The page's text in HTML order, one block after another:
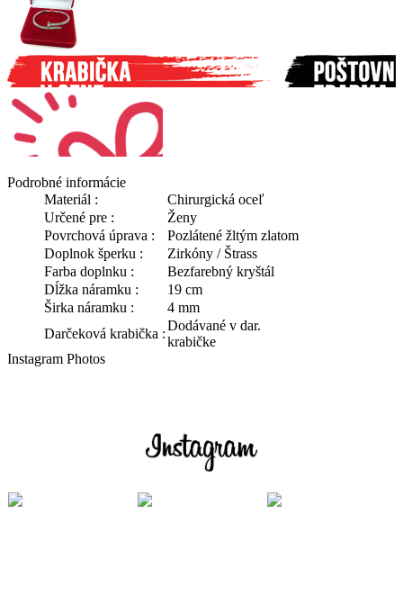
Podrobné informácie
Materiál :
Chirurgická oceľ
Určené pre :
Ženy
Povrchová úprava :
Pozlátené žltým zlatom
Doplnok šperku :
Zirkóny / Štrass
Farba doplnku :
Bezfarebný kryštál
Dĺžka náramku :
19 cm
Širka náramku :
4 mm
Darčeková krabička :
Dodávané v dar.
krabičke
Instagram Photos